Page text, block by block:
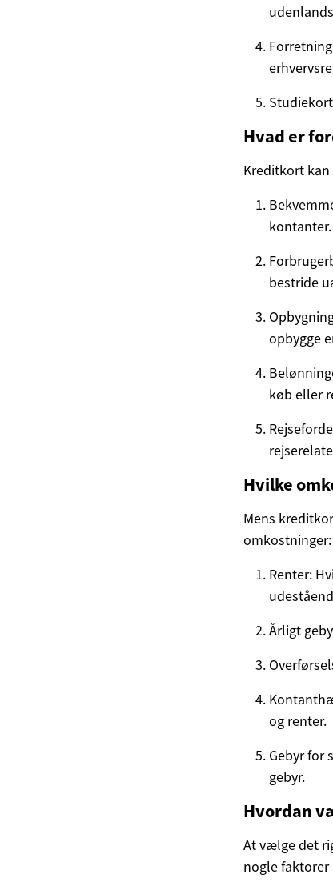
Hvad er
Kreditkort
kontanter.
bestride
opbygge
køb eller
Hvilke
Mens
omkostninger:
Renter:
Årligt
og renter.
Gebyr for
gebyr.
Hvordan
At vælge det
nogle faktorer